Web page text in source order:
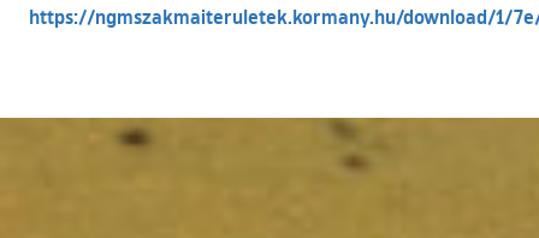
https://ngmszakmaiteruletek.kormany.hu/download/1/